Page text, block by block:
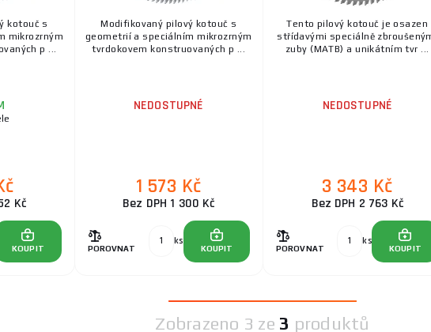
kotouč s
mikrozrným
p ...
Kč
KOUPIT
Modifikovaný pilový kotouč s
geometrií a speciálním mikrozrným
tvrdokovem konstruovaných p ...
NEDOSTUPNÉ
1 573 Kč
Bez DPH 1 300 Kč
POROVNAT
ks
KOUPIT
Tento pilový kotouč je osazen
střídavými speciálně
zuby (MATB) a unikátním tvr ...
NEDOSTUPNÉ
3 343 Kč
Bez DPH 2 763 Kč
POROVNAT
ks
KOUPIT
Zobrazeno 3 ze 3 produktů